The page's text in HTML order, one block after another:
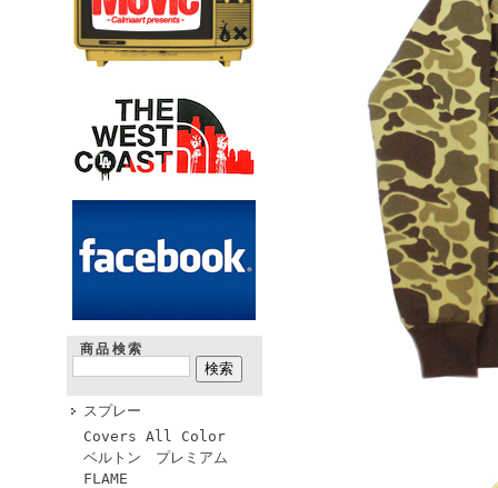
商品検索
スプレー
Covers All Color
ベルトン プレミアム
FLAME